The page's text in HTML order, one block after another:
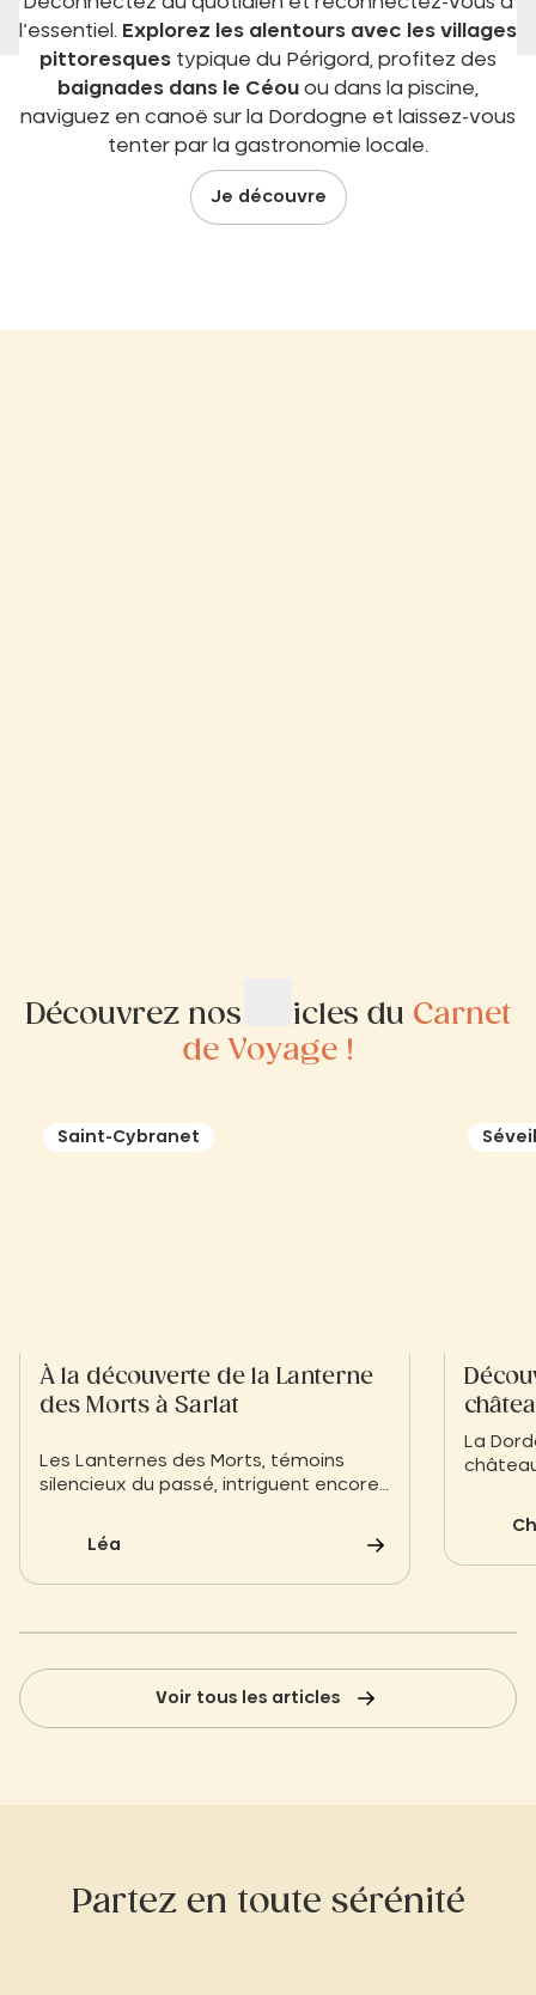
l’essentiel. Explorez les alentours avec les villages
pittoresques typique du Périgord, profitez des
baignades dans le Céou ou dans la piscine,
naviguez en canoë sur la Dordogne et laissez-vous
tenter par la gastronomie locale.
Je découvre
Découvrez nos articles du Carnet
de Voyage !
Saint-Cybranet
À la découverte de la Lanterne
des Morts à Sarlat
Les Lanternes des Morts, témoins
silencieux du passé, intriguent encore
monuments médiévaux, dressés dans
symbolisent un lien ancestral entre les
Léa
La
Voir tous les articles
Partez en toute sérénité